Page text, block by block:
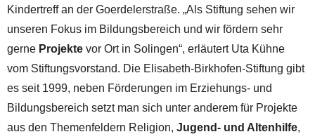
Kindertreff an der Goerdelerstraße. „Als Stiftung sehen wir
unseren Fokus im Bildungsbereich und wir fördern sehr
gerne Projekte vor Ort in Solingen“, erläutert Uta Kühne
vom Stiftungsvorstand. Die Elisabeth-Birkhofen-Stiftung gibt
es seit 1999, neben Förderungen im Erziehungs- und
Bildungsbereich setzt man sich unter anderem für Projekte
aus den Themenfeldern Religion, Jugend- und Altenhilfe,